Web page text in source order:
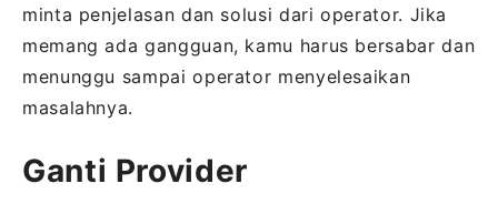
minta penjelasan dan solusi dari operator. Jika
memang ada gangguan, kamu harus bersabar dan
menunggu sampai operator menyelesaikan
masalahnya.
Ganti Provider